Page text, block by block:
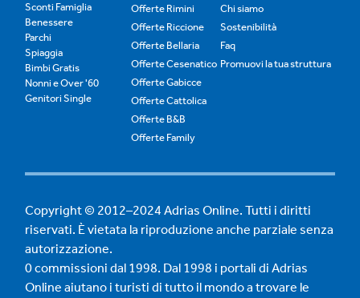
Sconti Famiglia
Benessere
Parchi
Spiaggia
Bimbi Gratis
Nonni e Over '60
Genitori Single
Offerte Rimini
Offerte Riccione
Offerte Bellaria
Offerte Cesenatico
Offerte Gabicce
Offerte Cattolica
Offerte B&B
Offerte Family
Chi siamo
Sostenibilità
Faq
Promuovi la tua struttura
Copyright © 2012–2024 Adrias Online. Tutti i diritti
riservati. È vietata la riproduzione anche parziale senza
autorizzazione.
0 commissioni dal 1998. Dal 1998 i portali di Adrias
Online aiutano i turisti di tutto il mondo a trovare le